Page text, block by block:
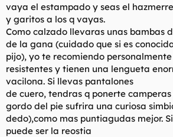
vaya el estampado y seas el
y garitos a los q vayas.
Como calzado llevaras unas bambas
de la gana (cuidado que si es
pijo), yo te recomiendo personalmente
resistentes y tienen una lengueta
vacilona. Si llevas pantalones
de cuero, tendras q ponerte
gordo del pie sufrira una curiosa
dedo),como mas puntiagudas mejor.
puede ser la reostia